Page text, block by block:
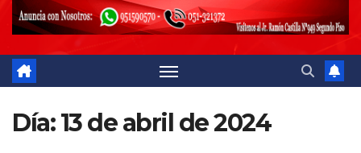
Día:13 de abril de 2024